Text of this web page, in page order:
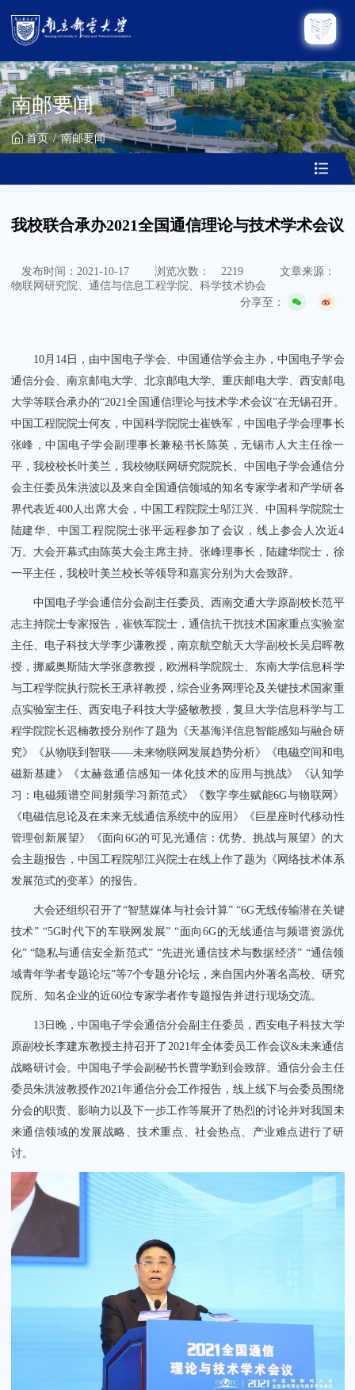
关闭
南邮要闻
首页 南邮要闻
我校联合承办2021全国通信理论与技术学术会议
发布时间：2021-10-17 浏览次数： 2219
文章来源：
物联网研究院、通信与信息工程学院、科学技术协会
分享至：
10月14日，由中国电子学会、中国通信学会主办，中国电子学会
通信分会、南京邮电大学、北京邮电大学、重庆邮电大学、西安邮电
大学等联合承办的“2021全国通信理论与技术学术会议”在无锡召开。
中国工程院院士何友，中国科学院院士崔铁军，中国电子学会理事长
张峰，中国电子学会副理事长兼秘书长陈英，无锡市人大主任徐一
平，我校校长叶美兰，我校物联网研究院院长、中国电子学会通信分
会主任委员朱洪波以及来自全国通信领域的知名专家学者和产学研各
界代表近400人出席大会，中国工程院院士邬江兴、中国科学院院士
陆建华、中国工程院院士张平远程参加了会议，线上参会人次近4
万。大会开幕式由陈英大会主席主持。张峰理事长，陆建华院士，徐
一平主任，我校叶美兰校长等领导和嘉宾分别为大会致辞。
中国电子学会通信分会副主任委员、西南交通大学原副校长范平
志主持院士专家报告，崔铁军院士，通信抗干扰技术国家重点实验室
主任、电子科技大学李少谦教授，南京航空航天大学副校长吴启晖教
授，挪威奥斯陆大学张彦教授，欧洲科学院院士、东南大学信息科学
与工程学院执行院长王承祥教授，综合业务网理论及关键技术国家重
点实验室主任、西安电子科技大学盛敏教授，复旦大学信息科学与工
程学院院长迟楠教授分别作了题为《天基海洋信息智能感知与融合研
究》《从物联到智联——未来物联网发展趋势分析》《电磁空间和电
磁新基建》《太赫兹通信感知一体化技术的应用与挑战》《认知学
习：电磁频谱空间射频学习新范式》《数字孪生赋能6G与物联网》
《电磁信息论及在未来无线通信系统中的应用》《巨星座时代移动性
管理创新展望》《面向6G的可见光通信：优势、挑战与展望》的大
会主题报告，中国工程院邬江兴院士在线上作了题为《网络技术体系
发展范式的变革》的报告。
大会还组织召开了“智慧媒体与社会计算” “6G无线传输潜在关键
技术” “5G时代下的车联网发展” “面向6G的无线通信与频谱资源优
化” “隐私与通信安全新范式” “先进光通信技术与数据经济” “通信领
域青年学者专题论坛”等7个专题分论坛，来自国内外著名高校、研究
院所、知名企业的近60位专家学者作专题报告并进行现场交流。
13日晚，中国电子学会通信分会副主任委员，西安电子科技大学
原副校长李建东教授主持召开了2021年全体委员工作会议&未来通信
战略研讨会。中国电子学会副秘书长曹学勤到会致辞。通信分会主任
委员朱洪波教授作2021年通信分会工作报告，线上线下与会委员围绕
分会的职责、影响力以及下一步工作等展开了热烈的讨论并对我国未
来通信领域的发展战略、技术重点、社会热点、产业难点进行了研
讨。